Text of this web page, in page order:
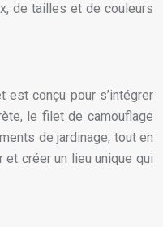
de tailles et de couleurs
est conçu pour s’intégrer
le filet de camouflage
de jardinage, tout en
créer un lieu unique qui